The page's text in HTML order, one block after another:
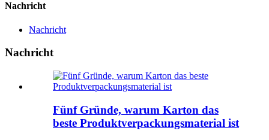
Nachricht
Nachricht
Nachricht
Fünf Gründe, warum Karton das
beste Produktverpackungsmaterial ist